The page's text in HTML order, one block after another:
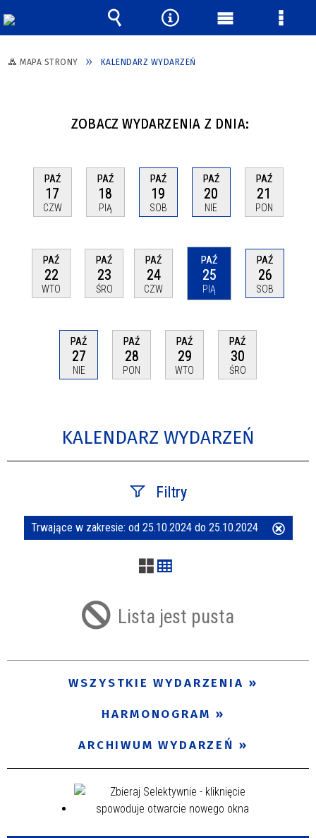
MAPA STRONY KALENDARZ WYDARZEŃ
ZOBACZ WYDARZENIA Z DNIA:
PAŹ
17
CZW
PAŹ
18
PIĄ
PAŹ
19
SOB
PAŹ
20
NIE
PAŹ
21
PON
PAŹ
22
WTO
PAŹ
23
ŚRO
PAŹ
24
CZW
PAŹ
25
PIĄ
PAŹ
26
SOB
PAŹ
27
NIE
PAŹ
28
PON
PAŹ
29
WTO
PAŹ
30
ŚRO
KALENDARZ WYDARZEŃ
Filtry
Szukana fraza
Trwające w zakresie: od 25.10.2024 do 25.10.2024
Lista jest pusta
WSZYSTKIE WYDARZENIA
HARMONOGRAM
ARCHIWUM WYDARZEŃ
Wyszukiwarka
NarzędziaMenu
Menu